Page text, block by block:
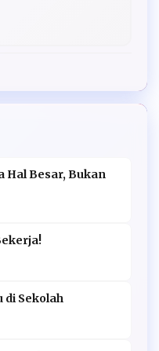
Hal Besar, Bukan
di Sekolah